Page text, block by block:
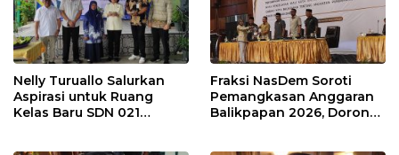
Nelly Turuallo Salurkan
Aspirasi untuk Ruang
Kelas Baru SDN 021
Fraksi NasDem Soroti
Pemangkasan Anggaran
Balikpapan 2026, Dorong